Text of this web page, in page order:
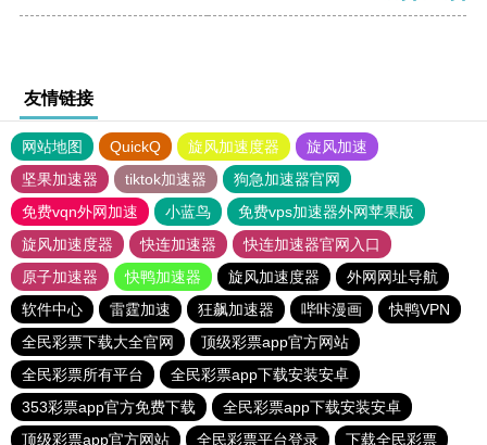
友情链接
网站地图 QuickQ 旋风加速度器
旋风加速
坚果加速器
tiktok加速器
狗急加速器官网
免费vqn外网加速
小蓝鸟
免费vps加速器外网苹果版
旋风加速度器
快连加速器
快连加速器官网入口
原子加速器
快鸭加速器 旋风加速度器
外网网址导航
软件中心
雷霆加速 狂飙加速器 哔咔漫画
快鸭VPN
全民彩票下载大全官网
顶级彩票app官方网站
全民彩票所有平台
全民彩票app下载安装安卓
353彩票app官方免费下载
全民彩票app下载安装安卓
顶级彩票app官方网站
全民彩票平台登录
下载全民彩票